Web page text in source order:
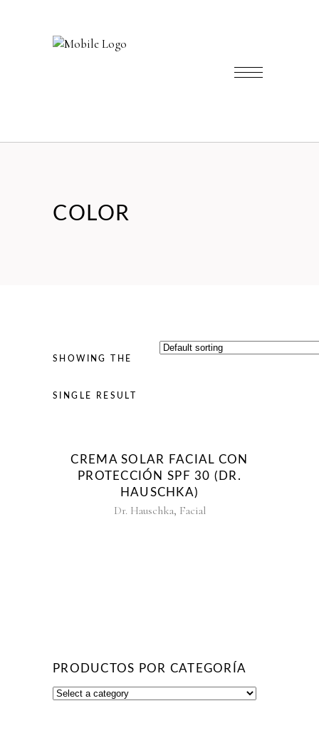
COLOR
SHOWING THE
SINGLE RESULT
CREMA SOLAR FACIAL CON
PROTECCIÓN SPF 30 (DR.
HAUSCHKA)
Dr. Hauschka, Facial
PRODUCTOS POR CATEGORÍA